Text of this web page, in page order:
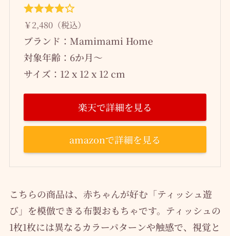
￥2,480（税込）
ブランド：Mamimami Home
対象年齢：6か月～
サイズ：12 x 12 x 12 cm
楽天で詳細を見る
amazonで詳細を見る
こちらの商品は、赤ちゃんが好む「ティッシュ遊
び」を模倣できる布製おもちゃです。ティッシュの
1枚1枚には異なるカラーパターンや触感で、視覚と